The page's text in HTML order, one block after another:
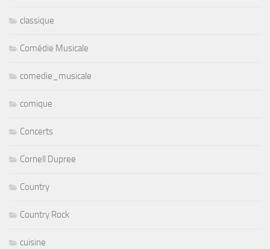
classique
Comédie Musicale
comedie_musicale
comique
Concerts
Cornell Dupree
Country
Country Rock
cuisine